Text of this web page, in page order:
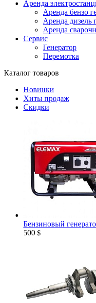
Аренда
Аренда бензо
Аренда дизель
Аренда
Сервис
Генератор
Перемотка
Каталог товаров
Новинки
Хиты продаж
Скидки
Бензиновый
500 $